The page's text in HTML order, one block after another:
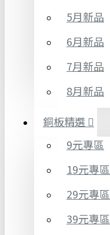
5月新品
6月新品
7月新品
8月新品
銅板精選
9元專區
19元專區
29元專區
39元專區